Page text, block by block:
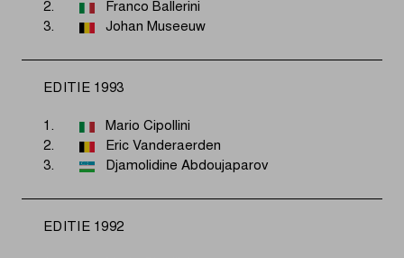
2.
Franco Ballerini
3.
Johan Museeuw
EDITIE 1993
1.
Mario Cipollini
2.
Eric Vanderaerden
3.
Djamolidine Abdoujaparov
EDITIE 1992